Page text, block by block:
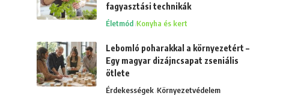
fagyasztási technikák
Életmód Konyha és kert
Lebomló poharakkal a környezetért –
Egy magyar dizájncsapat zseniális
ötlete
Érdekességek Környezetvédelem